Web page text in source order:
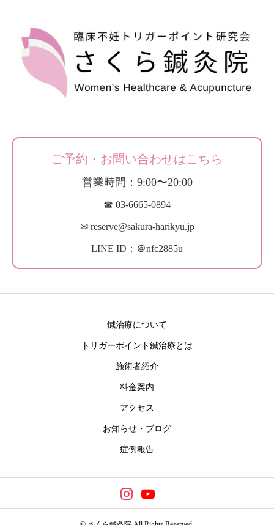
ご予約・お問い合わせはこちら
営業時間：9:00〜20:00
☎︎ 03-6665-0894
✉︎ reserve@sakura-harikyu.jp
LINE ID：＠nfc2885u
鍼治療について
トリガーポイント鍼治療とは
施術者紹介
料金案内
アクセス
お知らせ・ブログ
症例報告